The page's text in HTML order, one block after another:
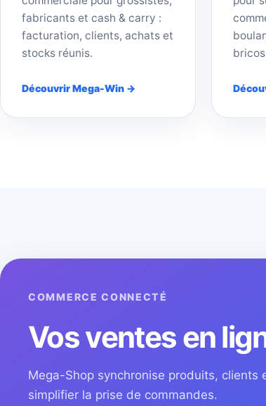
fabricants et cash & carry :
facturation, clients, achats et
stocks réunis.
Découvrir Mega-Win →
COMMERCE CONNECTÉ
Vos ventes en
Mega-Shop synchronise produits, clients
simplifier la prise de commandes.